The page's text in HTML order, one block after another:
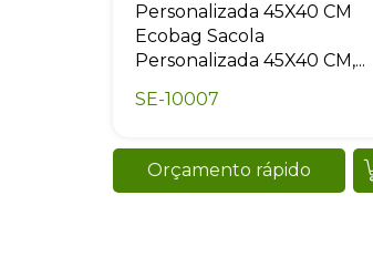
Personalizada 45X40 CM
Ecobag Sacola
Personalizada 45X40 CM,...
SE-10007
Orçamento rápido